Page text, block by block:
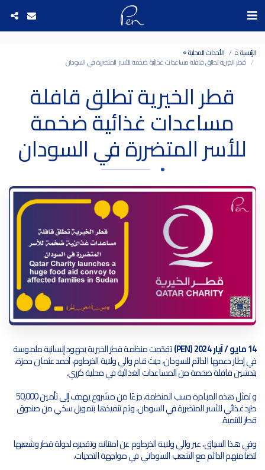
الرئيسية ⌂ الأحداث المحلية ⌖
قطر الخيرية تطلق قافلة مساعدات غذائية ضخمة للأسر المتضررة في السودان
قطر الخيرية تطلق قافلة
مساعدات غذائية ضخمة
للأسر المتضررة في السودان
14 مايو / آيار 2024 (PEN) تقدّمت منظمة قطر الخيرية بجهود إنسانية ملموسة
في إطار دعمها الدائم للسودان، حيث قام والي ولاية الخرطوم، أحمد عثمان حمزة،
بتدشين قافلة ضخمة من المساعدات الغذائية في محلية كرري.
و تمثل هذه المبادرة حسب المنظمة، جزءًا من مشروع يهدف إلى تأمين 50,000
طرد غذائي للأسر المتضررة في السودان، وتم تنفيذها بتمويل سخي من صندوق
قطر للتنمية.
وفي هذا السياق، عبر والي ولاية الخرطوم عن امتنانه وتقديره لدولة قطر وشعبها
لتضامنهم الدائم مع الشعب السوداني في مواجهة التحديات.